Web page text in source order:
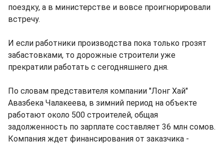
поездку, а в министерстве и вовсе проигнорировали
встречу.
И если работники производства пока только грозят
забастовками, то дорожные строители уже
прекратили работать с сегодняшнего дня.
По словам представителя компании "Лонг Хай"
Авазбека Чалакеева, в зимний период на объекте
работают около 500 строителей, общая
задолженность по зарплате составляет 36 млн сомов.
Компания ждет финансирования от заказчика -